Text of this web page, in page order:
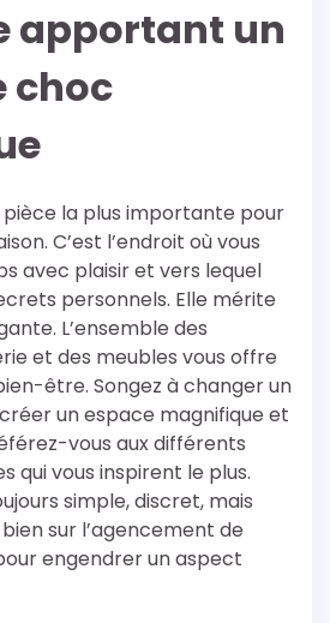
apportant un
choc
la plus importante pour
C’est l’endroit où vous
avec plaisir et vers lequel
personnels. Elle mérite
L’ensemble des
et des meubles vous offre
être. Songez à changer un
un espace magnifique et
vous aux différents
qui vous inspirent le plus.
simple, discret, mais
sur l’agencement de
engendrer un aspect